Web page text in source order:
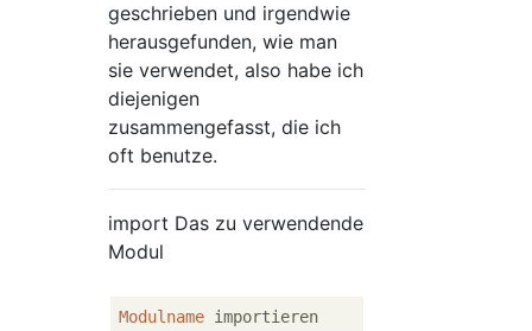
geschrieben und irgendwie
herausgefunden, wie man
sie verwendet, also habe ich
diejenigen
zusammengefasst, die ich
oft benutze.
import Das zu verwendende
Modul
Modulname